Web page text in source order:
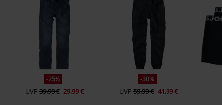
-25%
UVP 39,99 € 29,99 €
-30%
UVP 59,99 € 41,99 €